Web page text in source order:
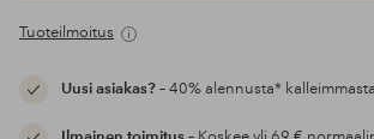
Tuoteilmoitus
Uusi asiakas?– 40% alennusta*